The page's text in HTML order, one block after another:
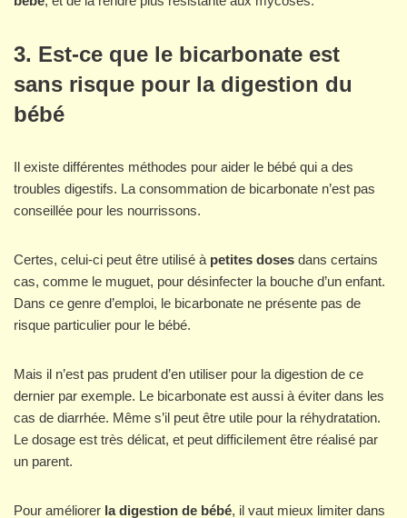
3. Est-ce que le bicarbonate est
sans risque pour la digestion du
bébé
Il existe différentes méthodes pour aider le bébé qui a des
troubles digestifs. La consommation de bicarbonate n’est pas
conseillée pour les nourrissons.
Certes, celui-ci peut être utilisé à petites doses dans certains
cas, comme le muguet, pour désinfecter la bouche d’un enfant.
Dans ce genre d’emploi, le bicarbonate ne présente pas de
risque particulier pour le bébé.
Mais il n’est pas prudent d’en utiliser pour la digestion de ce
dernier par exemple. Le bicarbonate est aussi à éviter dans les
cas de diarrhée. Même s’il peut être utile pour la réhydratation.
Le dosage est très délicat, et peut difficilement être réalisé par
un parent.
Pour améliorer la digestion de bébé, il vaut mieux limiter dans